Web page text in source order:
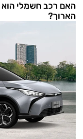
האם רכב חשמלי
הארוך?